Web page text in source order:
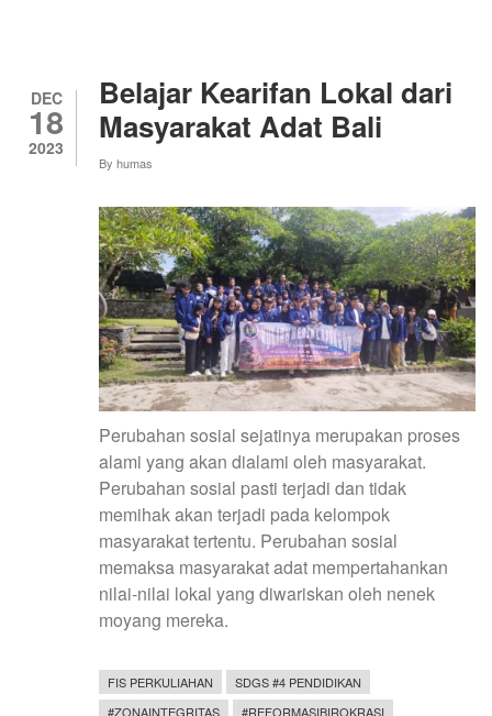
SEBAGAI
REKOGNISI
AKULTURASI
DEC
18
2023
Belajar Kearifan Lokal dari
Masyarakat Adat Bali
By humas
Perubahan sosial sejatinya merupakan proses
alami yang akan dialami oleh masyarakat.
Perubahan sosial pasti terjadi dan tidak
memihak akan terjadi pada kelompok
masyarakat tertentu. Perubahan sosial
memaksa masyarakat adat mempertahankan
nilai-nilai lokal yang diwariskan oleh nenek
moyang mereka.
FIS PERKULIAHAN
SDGS #4 PENDIDIKAN
#ZONAINTEGRITAS
#REFORMASIBIROKRASI